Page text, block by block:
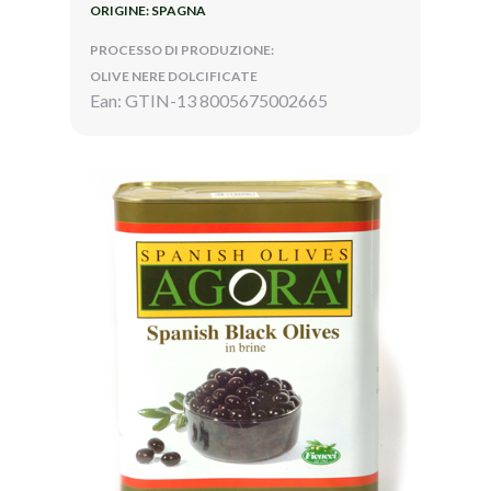
ORIGINE: SPAGNA
PROCESSO DI PRODUZIONE:
OLIVE NERE DOLCIFICATE
Ean: GTIN-13 8005675002665